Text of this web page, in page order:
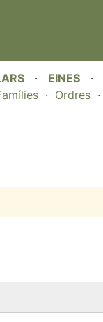
· EINES ·
· Ordres·